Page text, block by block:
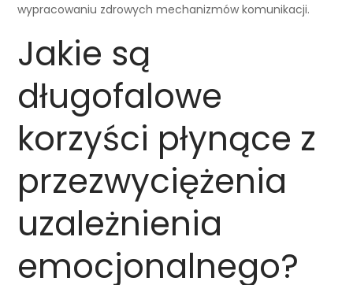
wypracowaniu zdrowych mechanizmów komunikacji.
Jakie są
długofalowe
korzyści płynące z
przezwyciężenia
uzależnienia
emocjonalnego?